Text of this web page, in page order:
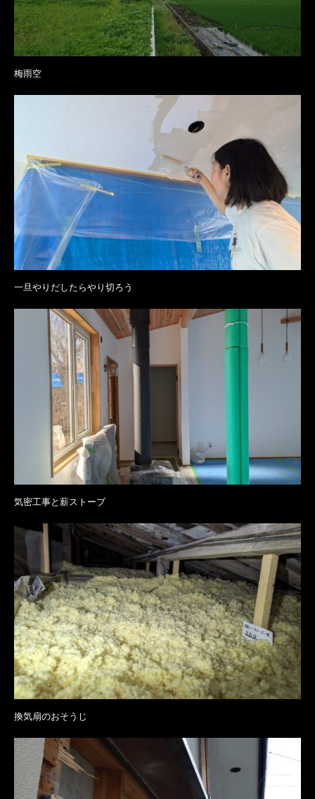
梅雨空
一旦やりだしたらやり切ろう
気密工事と薪ストーブ
換気扇のおそうじ